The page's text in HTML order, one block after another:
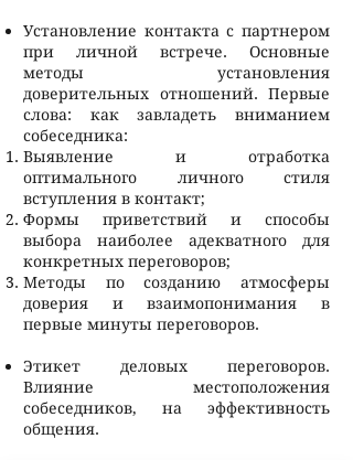
Установление контакта с партнером
при личной встрече. Основные
методы установления
доверительных отношений. Первые
слова: как завладеть вниманием
собеседника:
Выявление и отработка
оптимального личного стиля
вступления в контакт;
Формы приветствий и способы
выбора наиболее адекватного для
конкретных переговоров;
Методы по созданию атмосферы
доверия и взаимопонимания в
первые минуты переговоров.
Этикет деловых переговоров.
Влияние местоположения
собеседников, на эффективность
общения.